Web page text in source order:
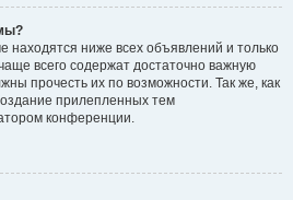
ниже всех объявлений и только
всего содержат достаточно важную
прочесть их по возможности. Так же, как
прилепленных тем
конференции.